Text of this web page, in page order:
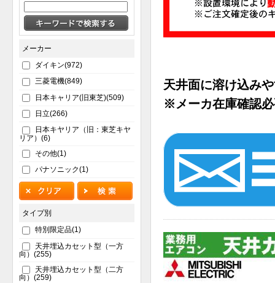
天井面に溶け込み
※メーカ在庫確認
メーカー
ダイキン(972)
三菱電機(849)
日本キャリア(旧東芝)(509)
日立(266)
日本キヤリア（旧：東芝キヤ
リア）(6)
その他(1)
パナソニック(1)
タイプ別
特別限定品(1)
天井埋込カセット型（一方
向）(255)
天井埋込カセット型（二方
向）(259)